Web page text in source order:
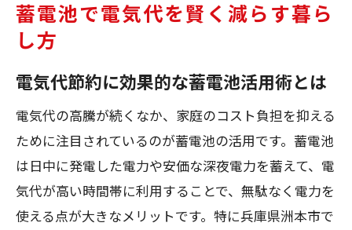
電気代の高騰に対応する蓄電池の使い方
兵庫県洲本市の電気代対策に注目の蓄電池
兵庫県で注目される電気代削減の新常識
蓄電池導入で電気代がどう変化するのか
電気代を意識した蓄電池の選び方ポイン
ト
蓄電池で電気代を賢く減らす暮ら
し方
電気代節約に効果的な蓄電池活用術とは
電気代の高騰が続くなか、家庭のコスト負担を抑える
ために注目されているのが蓄電池の活用です。蓄電池
は日中に発電した電力や安価な深夜電力を蓄えて、電
気代が高い時間帯に利用することで、無駄なく電力を
使える点が大きなメリットです。特に兵庫県洲本市で